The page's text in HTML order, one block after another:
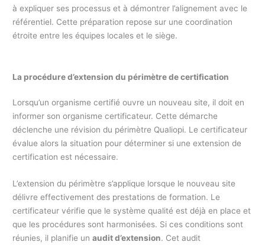
à expliquer ses processus et à démontrer l’alignement avec le
référentiel. Cette préparation repose sur une coordination
étroite entre les équipes locales et le siège.
La procédure d’extension du périmètre de certification
Lorsqu’un organisme certifié ouvre un nouveau site, il doit en
informer son organisme certificateur. Cette démarche
déclenche une révision du périmètre Qualiopi. Le certificateur
évalue alors la situation pour déterminer si une extension de
certification est nécessaire.
L’extension du périmètre s’applique lorsque le nouveau site
délivre effectivement des prestations de formation. Le
certificateur vérifie que le système qualité est déjà en place et
que les procédures sont harmonisées. Si ces conditions sont
réunies, il planifie unaudit d’extension. Cet audit